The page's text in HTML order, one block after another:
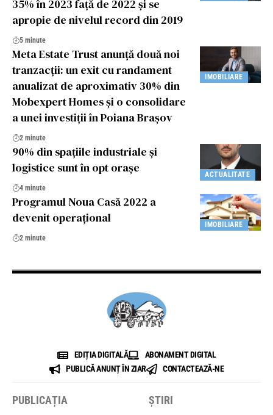
35% în 2023 față de 2022 și se
apropie de nivelul record din 2019
5 minute
IMOBILIARE
Meta Estate Trust anunță două noi
tranzacții: un exit cu randament
anualizat de aproximativ 30% din
Mobexpert Homes și o consolidare
a unei investiții în Poiana Brașov
2 minute
ACTUALITATE
90% din spaţiile industriale și
logistice sunt în opt orașe
4 minute
IMOBILIARE
Programul Noua Casă 2022 a
devenit operaţional
2 minute
EDIȚIA DIGITALĂ
ABONAMENT DIGITAL
PUBLICĂ ANUNȚ ÎN ZIAR
CONTACTEAZĂ-NE
PUBLICAȚIA ȘTIRI